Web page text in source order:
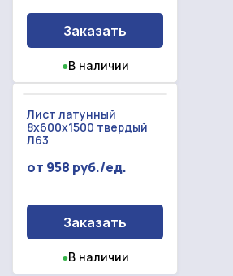
Заказать
●В наличии
Лист латунный
8x600x1500 твердый
Л63
от 958 руб./ед.
Заказать
●В наличии